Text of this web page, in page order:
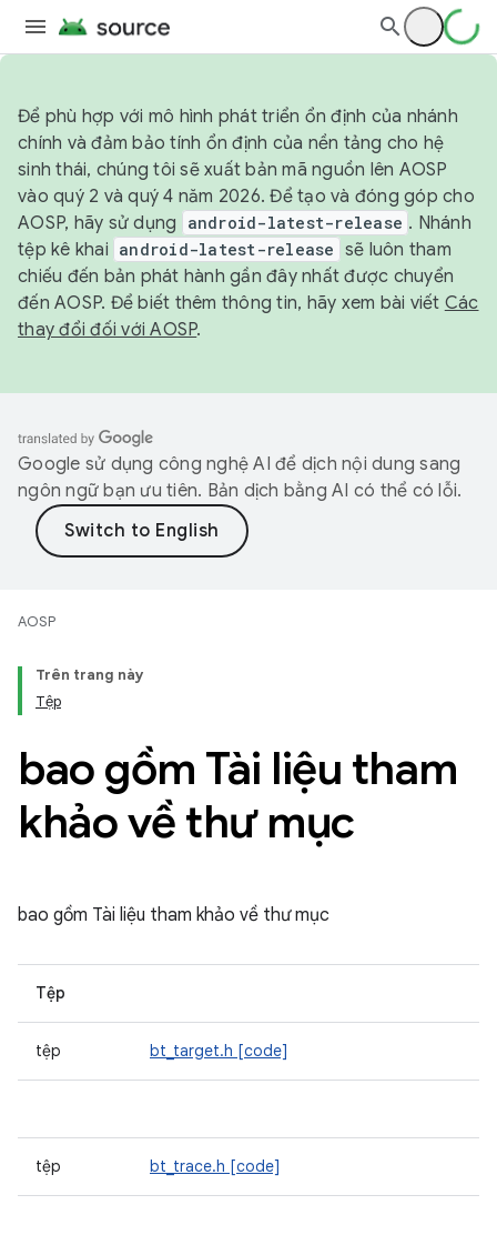
Để phù hợp với mô hình phát triển ổn định của nhánh
chính và đảm bảo tính ổn định của nền tảng cho hệ
sinh thái, chúng tôi sẽ xuất bản mã nguồn lên AOSP
vào quý 2 và quý 4 năm 2026. Để tạo và đóng góp cho
AOSP, hãy sử dụng
android-latest-release . Nhánh
tệp kê khai android-latest-release sẽ luôn tham
chiếu đến bản phát hành gần đây nhất được chuyển
đến AOSP. Để biết thêm thông tin, hãy xem bài viết Các
thay đổi đối với AOSP.
Google sử dụng công nghệ AI để dịch nội dung sang
ngôn ngữ bạn ưu tiên. Bản dịch bằng AI có thể có lỗi.
AOSP
Trên trang này
Tệp
bao gồm Tài liệu tham
khảo về thư mục
bao gồm Tài liệu tham khảo về thư mục
Tệp
tệp bt_target.h [code]
tệp bt_trace.h [code]